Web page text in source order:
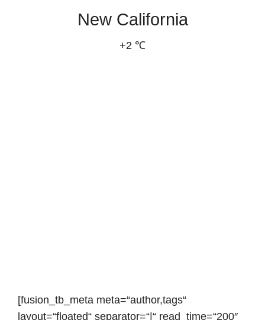
New California
+2 ℃
[fusion_tb_meta meta=“author,tags“
layout=“floated“ separator=“|“ read_time=“200″